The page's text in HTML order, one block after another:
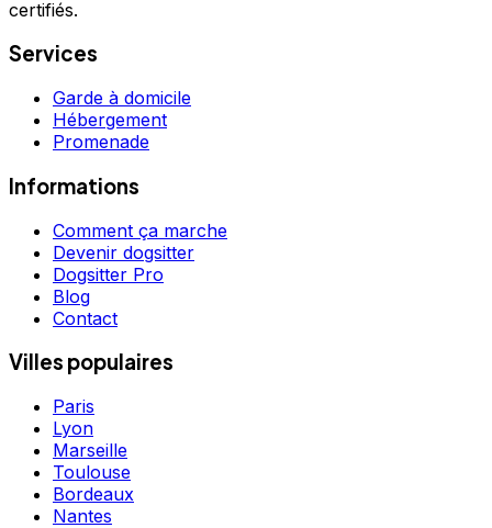
certifiés.
Services
Garde à domicile
Hébergement
Promenade
Informations
Comment ça marche
Devenir dogsitter
Dogsitter Pro
Blog
Contact
Villes populaires
Paris
Lyon
Marseille
Toulouse
Bordeaux
Nantes